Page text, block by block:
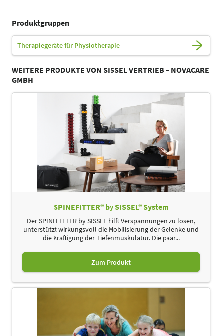
Produktgruppen
Therapiegeräte für Physiotherapie
WEITERE PRODUKTE VON SISSEL VERTRIEB – NOVACARE
GMBH
SPINEFITTER® by SISSEL® System
Der SPINEFITTER by SISSEL hilft Verspannungen zu lösen,
unterstützt wirkungsvoll die Mobilisierung der Gelenke und
die Kräftigung der Tiefenmuskulatur. Die paar...
Zum Produkt